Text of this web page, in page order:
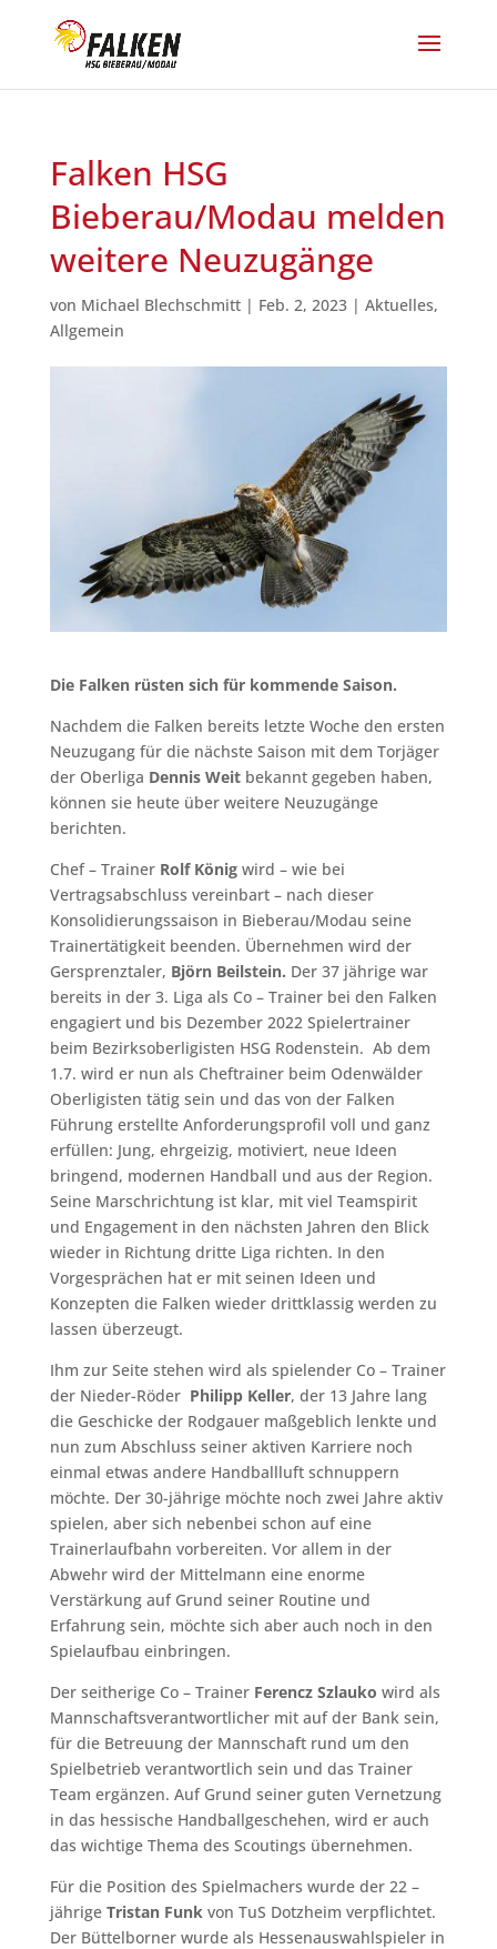
Falken HSG
Bieberau/Modau melden
weitere Neuzugänge
von Michael Blechschmitt| Feb. 2, 2023| Aktuelles,
Allgemein
Die Falken rüsten sich für kommende Saison.
Nachdem die Falken bereits letzte Woche den ersten
Neuzugang für die nächste Saison mit dem Torjäger
der Oberliga Dennis Weitbekannt gegeben haben,
können sie heute über weitere Neuzugänge
berichten.
Chef – Trainer Rolf Königwird – wie bei
Vertragsabschluss vereinbart – nach dieser
Konsolidierungssaison in Bieberau/Modau seine
Trainertätigkeit beenden. Übernehmen wird der
Gersprenztaler, Björn Beilstein. Der 37 jährige war
bereits in der 3. Liga als Co – Trainer bei den Falken
engagiert und bis Dezember 2022 Spielertrainer
beim Bezirksoberligisten HSG Rodenstein. Ab dem
1.7. wird er nun als Cheftrainer beim Odenwälder
Oberligisten tätig sein und das von der Falken
Führung erstellte Anforderungsprofil voll und ganz
erfüllen: Jung, ehrgeizig, motiviert, neue Ideen
bringend, modernen Handball und aus der Region.
Seine Marschrichtung ist klar, mit viel Teamspirit
und Engagement in den nächsten Jahren den Blick
wieder in Richtung dritte Liga richten. In den
Vorgesprächen hat er mit seinen Ideen und
Konzepten die Falken wieder drittklassig werden zu
lassen überzeugt.
Ihm zur Seite stehen wird als spielender Co – Trainer
der Nieder-Röder Philipp Keller, der 13 Jahre lang
die Geschicke der Rodgauer maßgeblich lenkte und
nun zum Abschluss seiner aktiven Karriere noch
einmal etwas andere Handballluft schnuppern
möchte. Der 30-jährige möchte noch zwei Jahre aktiv
spielen, aber sich nebenbei schon auf eine
Trainerlaufbahn vorbereiten. Vor allem in der
Abwehr wird der Mittelmann eine enorme
Verstärkung auf Grund seiner Routine und
Erfahrung sein, möchte sich aber auch noch in den
Spielaufbau einbringen.
Der seitherige Co – Trainer Ferencz Szlauko wird als
Mannschaftsverantwortlicher mit auf der Bank sein,
für die Betreuung der Mannschaft rund um den
Spielbetrieb verantwortlich sein und das Trainer
Team ergänzen. Auf Grund seiner guten Vernetzung
in das hessische Handballgeschehen, wird er auch
das wichtige Thema des Scoutings übernehmen.
Für die Position des Spielmachers wurde der 22 –
jährige Tristan Funkvon TuS Dotzheim verpflichtet.
Der Büttelborner wurde als Hessenauswahlspieler in